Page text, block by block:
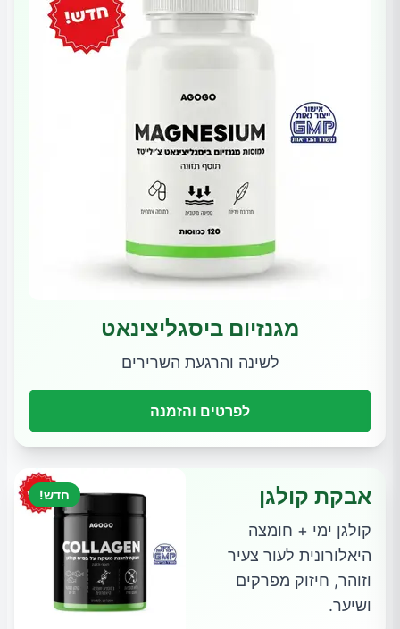
מגנזיום ביסגליצינאט
לשינה והרגעת השרירים
לפרטים והזמנה
חדש! אבקת קולגן
קולגן ימי + חומצה
היאלורונית לעור צעיר
וזוהר, חיזוק מפרקים
ושיער.